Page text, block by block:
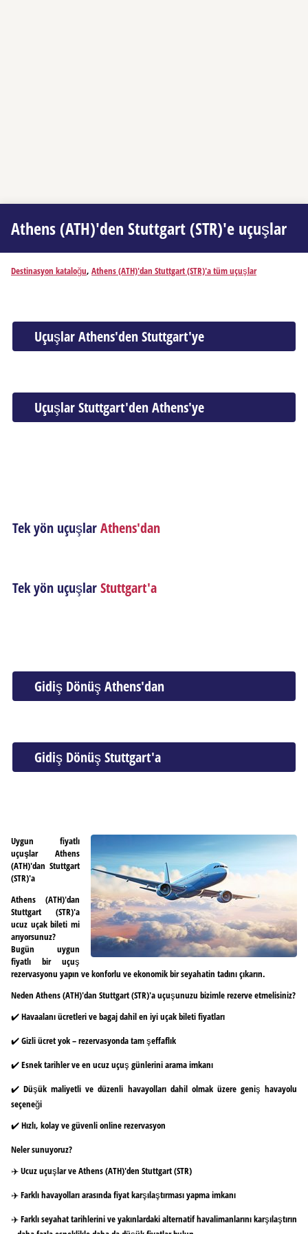
Athens (ATH)'den Stuttgart (STR)'e uçuşlar
Destinasyon kataloğu, Athens (ATH)'dan Stuttgart (STR)'a tüm uçuşlar
Uçuşlar Athens'den Stuttgart'ye
Uçuşlar Stuttgart'den Athens'ye
Tek yön uçuşlarAthens'dan
Tek yön uçuşlarStuttgart'a
Gidiş Dönüş Athens'dan
Gidiş Dönüş Stuttgart'a
Uygun fiyatlı
uçuşlar Athens
(ATH)'dan Stuttgart
(STR)'a
Athens (ATH)'dan
Stuttgart (STR)'a
ucuz uçak bileti mi
arıyorsunuz?
Bugün uygun
fiyatlı bir uçuş
rezervasyonu yapın ve konforlu ve ekonomik bir seyahatin tadını çıkarın.
Neden Athens (ATH)'dan Stuttgart (STR)'a uçuşunuzu bizimle rezerve etmelisiniz?
✔️ Havaalanı ücretleri ve bagaj dahil en iyi uçak bileti fiyatları
✔️ Gizli ücret yok – rezervasyonda tam şeffaflık
✔️ Esnek tarihler ve en ucuz uçuş günlerini arama imkanı
✔️ Düşük maliyetli ve düzenli havayolları dahil olmak üzere geniş havayolu
seçeneği
✔️ Hızlı, kolay ve güvenli online rezervasyon
Neler sunuyoruz?
✈️ Ucuz uçuşlar ve Athens (ATH)'den Stuttgart (STR)
✈️ Farklı havayolları arasında fiyat karşılaştırması yapma imkanı
✈️ Farklı seyahat tarihlerini ve yakınlardaki alternatif havalimanlarını karşılaştırın